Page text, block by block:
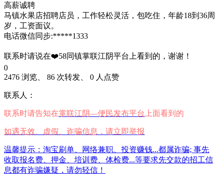
高薪诚聘
马镇水果店招聘店员，工作轻松灵活，包吃住，年龄18到36周
岁，工资面议。
电话微信同步:*****1333
联系时请说在❤️58同镇掌联江阴平台上看到的，谢谢！
0
2476 浏览、 86 次转发、 0 人点赞
联系人：
联系时请告知在掌联江阴—便民发布平台 上面看到的
如遇无效、虚假、诈骗信息，请立即举报
温馨提示：淘宝刷单、网络兼职、投资赚钱...都属诈骗; 事先
收取报名费、押金、培训费、体检费...等要求先交款的招工信
息都有诈骗嫌疑，请勿轻信！